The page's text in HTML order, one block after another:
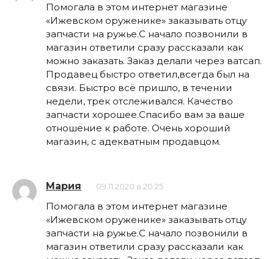
Помогала в этом интернет магазине
«Ижевском оруженике» заказывать отцу
запчасти на ружье.С начало позвонили в
магазин ответили сразу рассказали как
можно заказать. Заказ делали через ватсап.
Продавец быстро ответил,всегда был на
связи. Быстро всё пришло, в течении
недели, трек отслеживался. Качество
запчасти хорошее.Спасибо вам за ваше
отношение к работе. Очень хороший
магазин, с адекватным продавцом.
Мария 09.11.2020 в 20:25
Помогала в этом интернет магазине
«Ижевском оруженике» заказывать отцу
запчасти на ружье.С начало позвонили в
магазин ответили сразу рассказали как